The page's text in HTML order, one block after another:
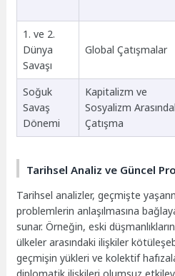
1. ve 2.
Dünya
Savaşı
Global Çatışmalar
Soğuk
Savaş
Dönemi
Kapitalizm ve
Sosyalizm
Çatışma
Tarihsel Analiz ve Güncel
Tarihsel analizler, geçmişte
problemlerin anlaşılmasına
sunar. Örneğin, eski
ülkeler arasındaki ilişkiler
geçmişin yükleri ve kolektif